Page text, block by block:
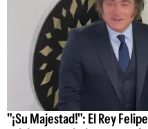
"¡Su Majestad!": El Rey